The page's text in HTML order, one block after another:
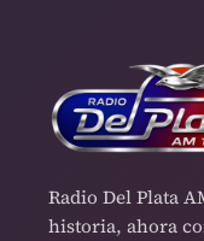
Radio Del Plata
historia, ahora